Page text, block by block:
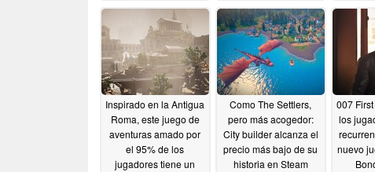
06/07/2026 06/06/2026
50%
Inspirado en la Antigua
Roma, este juego de
aventuras amado por
el 95% de los
jugadores tiene un
Como The Settlers,
pero más acogedor:
City builder alcanza el
precio más bajo de su
historia en Steam
007
los
nuevo